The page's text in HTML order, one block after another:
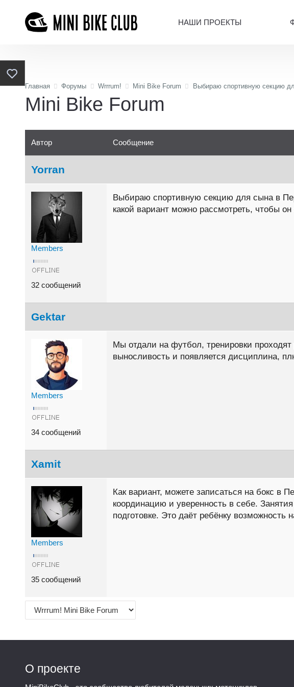
НАШИ ПРОЕКТЫ
Главная Форумы Wrrrum! Mini Bike Forum Выбираю спортивную секцию
Mini Bike Forum
Автор Сообщение
Yorran
Members
32 сообщений
Выбираю спортивную секцию для сына в
какой вариант можно рассмотреть, чтобы
Gektar
Members
34 сообщений
Мы отдали на футбол, тренировки проходят
выносливость и появляется дисциплина,
Xamit
Members
35 сообщений
Как вариант, можете записаться на бокс в
координацию и уверенность в себе.
подготовке. Это даёт ребёнку возможность
О проекте